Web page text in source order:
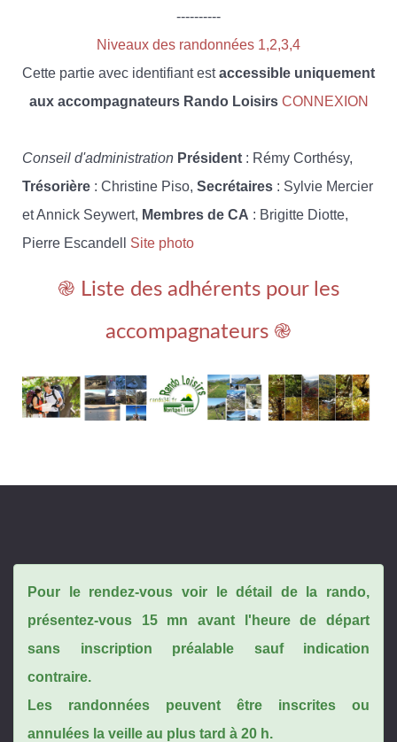
----------
Niveaux des randonnées 1,2,3,4
Cette partie avec identifiant estaccessible uniquement
aux accompagnateurs Rando Loisirs CONNEXION
Conseil d'administration Président : Rémy Corthésy,
Trésorière : Christine Piso, Secrétaires : Sylvie Mercier
et Annick Seywert, Membres de CA : Brigitte Diotte,
Pierre Escandell Site photo
֎ Liste des adhérents pour les
accompagnateurs ֎
Pour le rendez-vous voir le détail de la rando,
présentez-vous 15 mn avant l'heure de départ
sans inscription préalable sauf indication
contraire.
Les randonnées peuvent être inscrites ou
annulées la veille au plus tard à 20 h.